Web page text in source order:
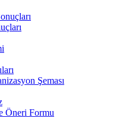
Şeması
Öneri Formu